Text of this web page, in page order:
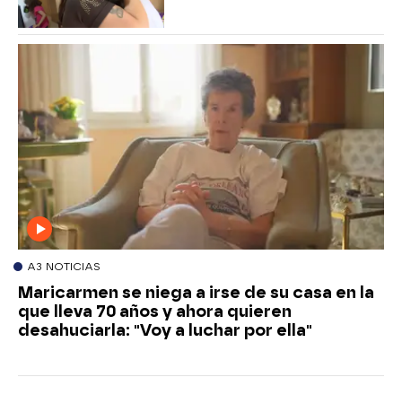
A3 NOTICIAS
Maricarmen se niega a irse de su casa en la
que lleva 70 años y ahora quieren
desahuciarla: "Voy a luchar por ella"